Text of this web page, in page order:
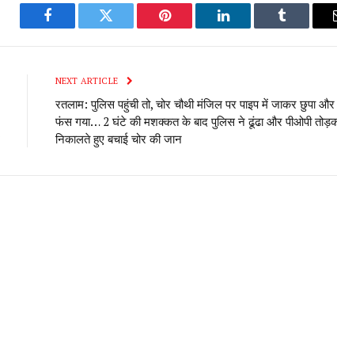
Facebook Twitter Pinterest LinkedIn Tumblr
NEXT ARTICLE
रतलाम: पुलिस पहुंची तो, चोर चौथी मंजिल पर पाइप में जाकर छुपा और
फंस गया… 2 घंटे की मशक्कत के बाद पुलिस ने ढूंढा और पीओपी
निकालते हुए बचाई चोर की जान